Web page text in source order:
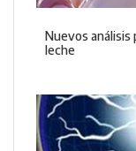
Nuevos análisis
leche